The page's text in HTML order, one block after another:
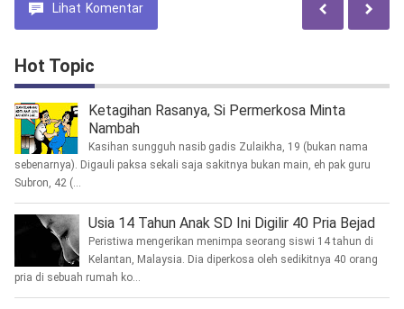
Lihat Komentar
Hot Topic
Ketagihan Rasanya, Si Permerkosa Minta
Nambah
Kasihan sungguh nasib gadis Zulaikha, 19 (bukan nama
sebenarnya). Digauli paksa sekali saja sakitnya bukan main, eh pak guru
Subron, 42 (...
Usia 14 Tahun Anak SD Ini Digilir 40 Pria Bejad
Peristiwa mengerikan menimpa seorang siswi 14 tahun di
Kelantan, Malaysia. Dia diperkosa oleh sedikitnya 40 orang
pria di sebuah rumah ko...